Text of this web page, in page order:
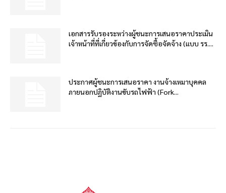
เอกสารรับรองระหว่างผู้ชนะการเสนอราคาประเมิน
เจ้าหน้าที่ที่เกี่ยวข้องกับการจัดซื้อจัดจ้าง (แบบ รร....
ประกาศผู้ชนะการเสนอราคา งานจ้างเหมาบุคคล
ภายนอกปฏิบัติงานขับรถไฟฟ้า (Fork...